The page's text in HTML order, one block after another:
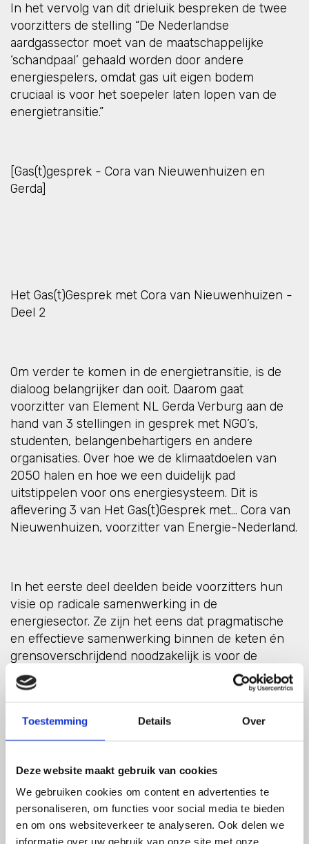
Toestemming Details Over
Deze website maakt gebruik van cookies
We gebruiken cookies om content en advertenties te
personaliseren, om functies voor social media te bieden
en om ons websiteverkeer te analyseren. Ook delen we
informatie over uw gebruik van onze site met onze
In het vervolg van dit drieluik bespreken de twee
voorzitters de stelling “De Nederlandse
aardgassector moet van de maatschappelijke
‘schandpaal’ gehaald worden door andere
energiespelers, omdat gas uit eigen bodem
cruciaal is voor het soepeler laten lopen van de
energietransitie.”
[Gas(t)gesprek - Cora van Nieuwenhuizen en
Gerda]
Het Gas(t)Gesprek met Cora van Nieuwenhuizen -
Deel 2
Om verder te komen in de energietransitie, is de
dialoog belangrijker dan ooit. Daarom gaat
voorzitter van Element NL Gerda Verburg aan de
hand van 3 stellingen in gesprek met NGO’s,
studenten, belangenbehartigers en andere
organisaties. Over hoe we de klimaatdoelen van
2050 halen en hoe we een duidelijk pad
uitstippelen voor ons energiesysteem. Dit is
aflevering 3 van Het Gas(t)Gesprek met… Cora van
Nieuwenhuizen, voorzitter van Energie-Nederland.
In het eerste deel deelden beide voorzitters hun
visie op radicale samenwerking in de
energiesector. Ze zijn het eens dat pragmatische
en effectieve samenwerking binnen de keten én
grensoverschrijdend noodzakelijk is voor de
energietransitie. In dit tweede deel gaan hun
gesprek verder aan de hand van een nieuwe
Stelling 2:
“De Nederlandse aardgassector moet van de
maatschappelijke schandpaal gehaald worden.”